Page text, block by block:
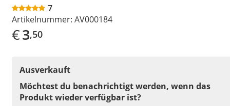
7
Artikelnummer: AV000184
€3,50
Ausverkauft
Möchtest du benachrichtigt werden, wenn das
Produkt wieder verfügbar ist?